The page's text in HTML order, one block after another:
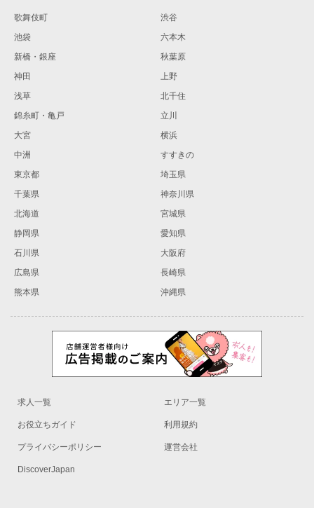
歌舞伎町
渋谷
池袋
六本木
新橋・銀座
秋葉原
神田
上野
浅草
北千住
錦糸町・亀戸
立川
大宮
横浜
中洲
すすきの
東京都
埼玉県
千葉県
神奈川県
北海道
宮城県
静岡県
愛知県
石川県
大阪府
広島県
長崎県
熊本県
沖縄県
求人一覧 エリア一覧
お役立ちガイド 利用規約
プライバシーポリシー 運営会社
DiscoverJapan